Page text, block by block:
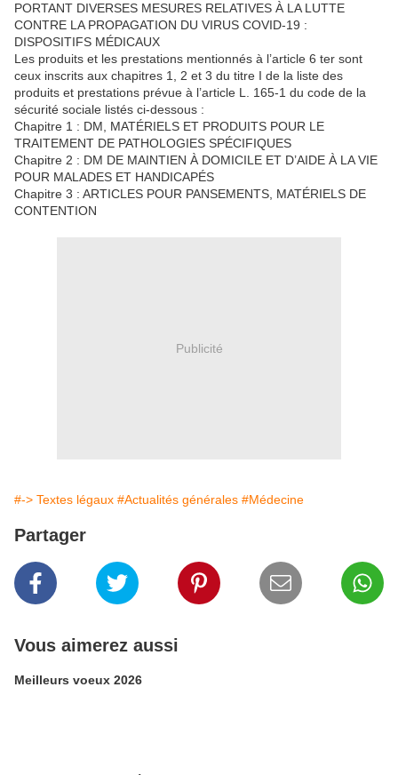
PORTANT DIVERSES MESURES RELATIVES À LA LUTTE
CONTRE LA PROPAGATION DU VIRUS COVID-19 :
DISPOSITIFS MÉDICAUX
Les produits et les prestations mentionnés à l’article 6 ter sont
ceux inscrits aux chapitres 1, 2 et 3 du titre I de la liste des
produits et prestations prévue à l’article L. 165-1 du code de la
sécurité sociale listés ci-dessous :
Chapitre 1 : DM, MATÉRIELS ET PRODUITS POUR LE
TRAITEMENT DE PATHOLOGIES SPÉCIFIQUES
Chapitre 2 : DM DE MAINTIEN À DOMICILE ET D’AIDE À LA VIE
POUR MALADES ET HANDICAPÉS
Chapitre 3 : ARTICLES POUR PANSEMENTS, MATÉRIELS DE
CONTENTION
Publicité
#-> Textes légaux #Actualités générales #Médecine
Partager
Vous aimerez aussi
Meilleurs voeux 2026